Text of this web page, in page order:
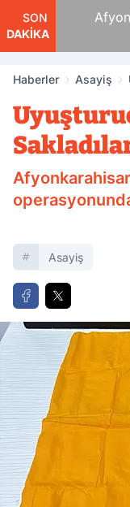
SON
DAKİKA
Haberler Asayiş
Asayiş